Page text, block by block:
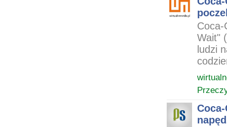
Coca-
Wait"
ludzi